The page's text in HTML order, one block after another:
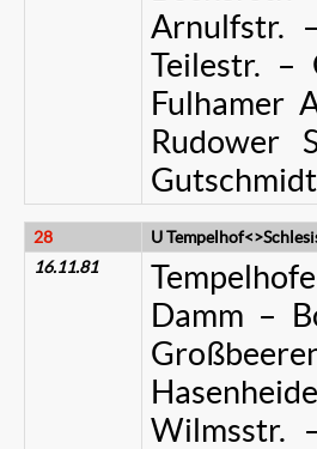
Arnulfstr.
Teilestr. –
Fulhamer
Rudower
28
U
16.11.81
Damm –
Wilmsstr.